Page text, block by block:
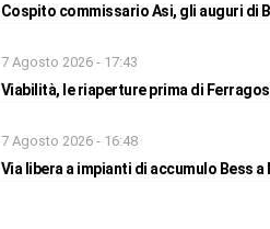
Cospito commissario Asi, gli auguri di
7 Agosto 2026 - 17:43
Viabilità, le riaperture prima di
7 Agosto 2026 - 16:48
Via libera a impianti di accumulo Bess a